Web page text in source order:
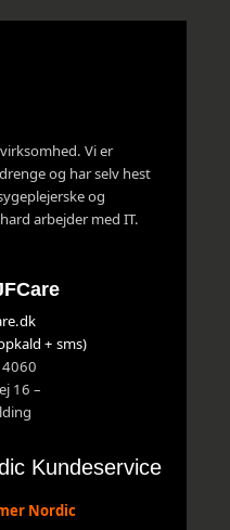
Vi er
og har selv hest
og
arbejder med IT.
+ sms)
16 –
Kundeservice
Nordic